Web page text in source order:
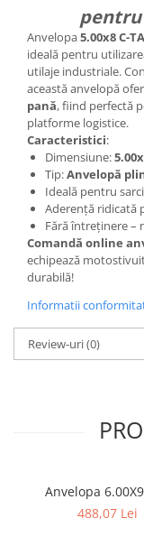
Piese Electrice
Sistem Franare
Cilindrii Frana
Frana de Mana
Piese Frane Stivuitor
Pistoane Frana
Placute de Frana
Pompe Frana
Saboti Frana
Tamburi Frana
Sistem Hidraulic
Distribuitoare
Pompe Hidraulice
Sistem Hidraulic
Sistem Racire
Radiatoare Racire
Intretinere Balkancar
Acumulatori / Baterii
Anvelopa5.00x8 C-TA
ideală pentru
utilaje industriale.
această anvelopă
pană, fiind perfectă
platforme logistice.
Caracteristici:
Dimensiune:
Tip:Anvelopă
Ideală pentru
Aderență ridicată
Fără întreținere –
Comandă online
echipează
durabilă!
Informatii
Review-uri(0)
Anvelopa
488,07 Lei